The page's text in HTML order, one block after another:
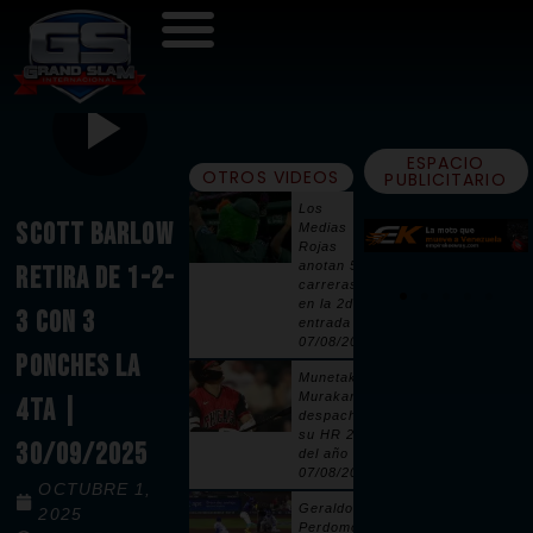
SCOTT BARLOW
RETIRA DE 1-2-
3 CON 3
PONCHES LA
4TA |
30/09/2025
OCTUBRE 1,
2025
OTROS VIDEOS
Los
Medias
Rojas
anotan 5
carreras
en la 2da
entrada |
07/08/2026
Munetaka
Murakami
despacha
su HR 25
del año |
07/08/2026
Geraldo
Perdomo
ESPACIO
PUBLICITARIO